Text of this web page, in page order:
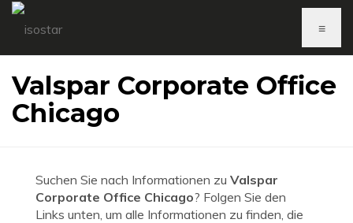
≡
Valspar Corporate Office
Chicago
Suchen Sie nach Informationen zu Valspar
Corporate Office Chicago? Folgen Sie den
Links unten, um alle Informationen zu finden, die